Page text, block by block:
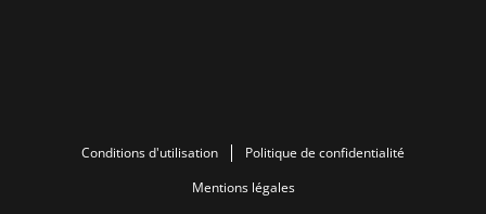
Conditions d'utilisation
Politique de confidentialité
Mentions légales